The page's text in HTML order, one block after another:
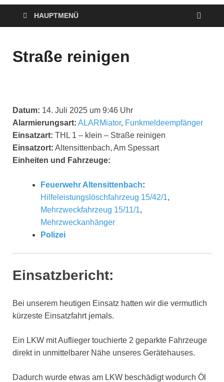
HAUPTMENÜ
Straße reinigen
Datum: 14. Juli 2025 um 9:46 Uhr
Alarmierungsart: ALARMiator, Funkmeldeempfänger
Einsatzart: THL 1 – klein – Straße reinigen
Einsatzort: Altensittenbach, Am Spessart
Einheiten und Fahrzeuge:
Feuerwehr Altensittenbach:
Hilfeleistungslöschfahrzeug 15/42/1,
Mehrzweckfahrzeug 15/11/1,
Mehrzweckanhänger
Polizei
Einsatzbericht:
Bei unserem heutigen Einsatz hatten wir die vermutlich
kürzeste Einsatzfahrt jemals.
Ein LKW mit Auflieger touchierte 2 geparkte Fahrzeuge
direkt in unmittelbarer Nähe unseres Gerätehauses.
Dadurch wurde etwas am LKW beschädigt wodurch Öl